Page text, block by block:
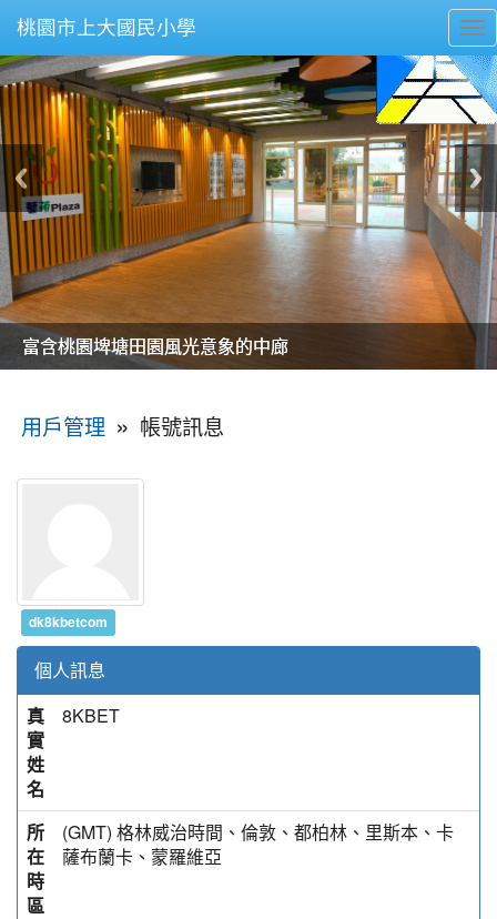
桃園市上大國民小學
美麗的操場是我們活力的來源
美麗的操場是我們活力的來源
煥然一新的小司令台
煥然一新的小司令台
富含桃園埤塘田園風光意象的中廊
富含桃園埤塘田園風光意象的中廊
嶄新的中庭廣場
嶄新的中庭廣場
水生池生生不息
水生池生生不息
用戶管理 » 帳號訊息
dk8kbetcom
個人訊息
真
實
姓
名
8KBET
所
在
時
區
(GMT) 格林威治時間、倫敦、都柏林、里斯本、卡
薩布蘭卡、蒙羅維亞